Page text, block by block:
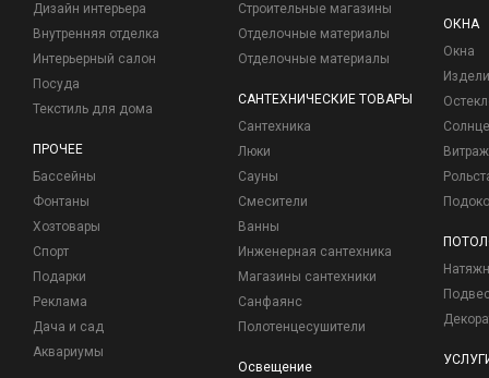
Дизайн интерьера
Внутренняя отделка
Интерьерный салон
Посуда
Текстиль для дома
ПРОЧЕЕ
Бассейны
Фонтаны
Хозтовары
Спорт
Подарки
Реклама
Дача и сад
Аквариумы
Строительные магазины
Отделочные материалы
Отделочные материалы
САНТЕХНИЧЕСКИЕ ТОВАРЫ
Сантехника
Люки
Сауны
Смесители
Ванны
Инженерная сантехника
Магазины сантехники
Санфаянс
Полотенцесушители
Освещение
ОКНА
Окна